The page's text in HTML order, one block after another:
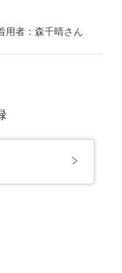
用者：森千晴さん